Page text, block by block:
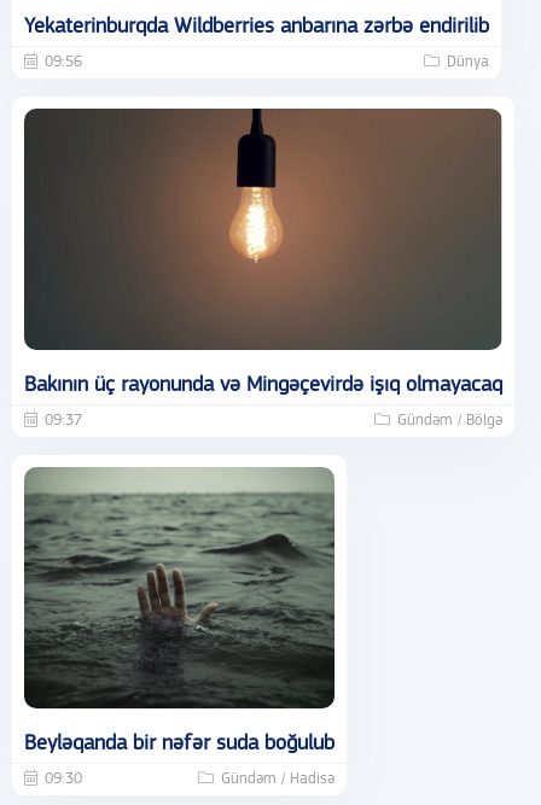
Yekaterinburqda Wildberries anbarına zərbə endirilib
09:56 Dünya
Bakının üç rayonunda və Mingəçevirdə işıq olmayacaq
09:37 Gündəm / Bölgə
Beyləqanda bir nəfər suda boğulub
09:30 Gündəm / Hadisə